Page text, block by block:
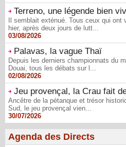
Terreno, une légende bien
Il semblait exténué. Tous ceux qui ont
hier, après deux jours de lutt...
03/08/2026
Palavas, la vague Thaï
Depuis les derniers championnats du
Douai, tous les débats sur l...
02/08/2026
Jeu provençal, la Crau fait
Ancêtre de la pétanque et trésor
Sud, le jeu provençal vien...
30/07/2026
Agenda des Directs